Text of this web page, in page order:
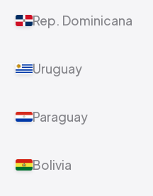
Rep. Dominicana
Uruguay
Paraguay
Bolivia